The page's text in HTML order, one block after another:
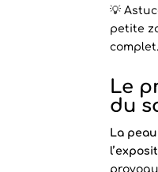
💡
petite
complet.
Le
du
La